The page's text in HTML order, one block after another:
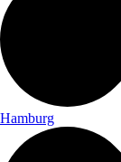
Hamburg